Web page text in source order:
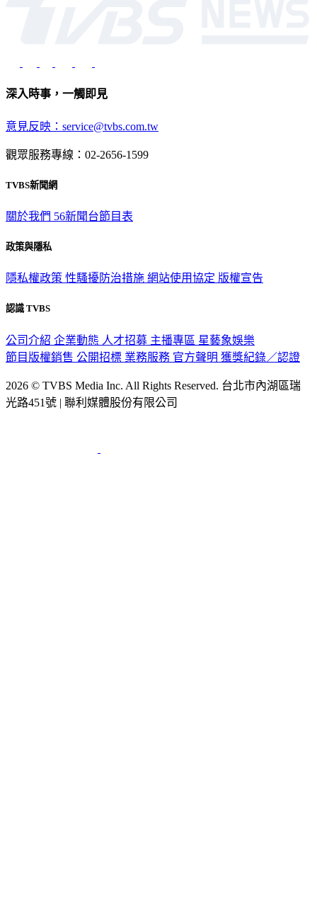
深入時事，一觸即見
意見反映：service@tvbs.com.tw
觀眾服務專線：02-2656-1599
TVBS新聞網
關於我們 56新聞台節目表
政策與隱私
隱私權政策 性騷擾防治措施 網站使用協定 版權宣告
認識 TVBS
公司介紹 企業動態 人才招募 主播專區 星藝象娛樂
節目版權銷售 公開招標 業務服務 官方聲明 獲獎紀錄／認證
2026 © TVBS Media Inc. All Rights Reserved. 台北市內湖區瑞
光路451號 | 聯利媒體股份有限公司